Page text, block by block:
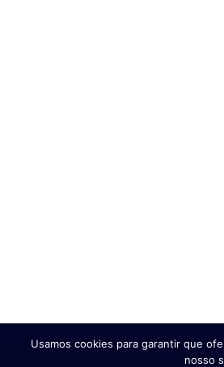
Usamos cookies para garantir que
nosso